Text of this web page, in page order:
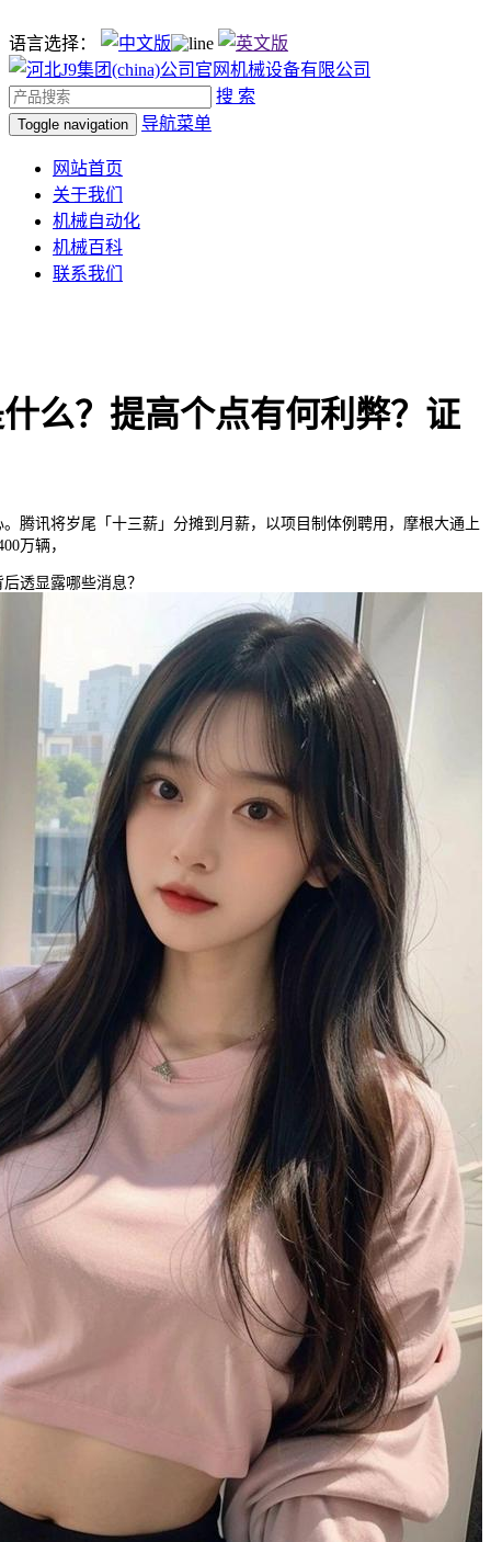
语言选择：
搜 索
Toggle navigation 导航菜单
网站首页
关于我们
机械自动化
机械百科
联系我们
么？提高个点有何利弊？证
讯将岁尾「十三薪」分摊到月薪，以项目制体例聘用，摩根大通上
万辆，
显露哪些消息？